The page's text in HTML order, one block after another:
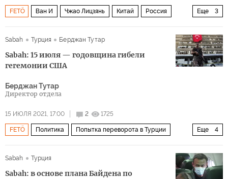
Еще 3
FETÖ Ван И Чжао Лицзянь Китай Россия
Sabah
Турция Берджан Тутар
Sabah: 15 июля — годовщина гибели
гегемонии США
Берджан Тутар
Директор отдела
15 ИЮЛЯ 2021, 17:00 2 1725
Еще 4
FETÖ Политика Попытка переворота в Турции
Sabah Турция
Sabah: в основе плана Байдена по